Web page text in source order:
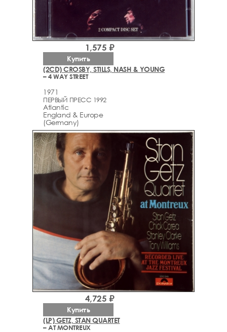
(2CD) CROSBY, STILLS, NASH & YOUNG
– 4 WAY STREET
1971
ПЕРВЫЙ ПРЕСС 1992
Atlantic
England & Europe
(Germany)
1,575 ₽
Купить
(LP) GETZ, STAN QUARTET
– AT MONTREUX
4,725 ₽
Купить